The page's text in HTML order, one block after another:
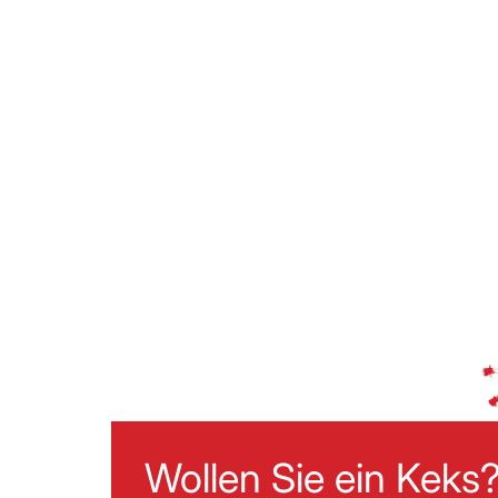
Wollen Sie ein